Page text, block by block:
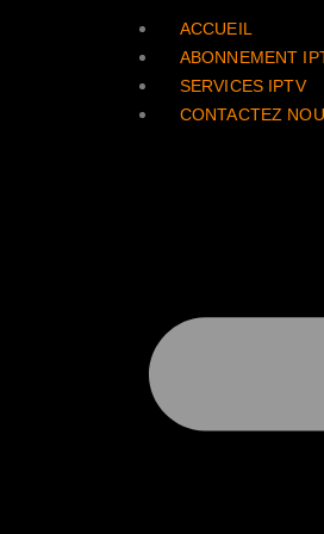
ACCUEIL
ABONNEMENT
SERVICES IPTV
CONTACTEZ